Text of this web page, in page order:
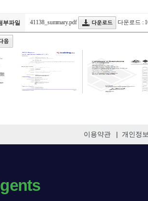
부파일 41138_summary.pdf 다운로드 :
이용약관 개인정